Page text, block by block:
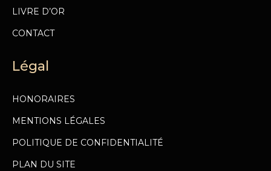
LIVRE D’OR
CONTACT
Légal
HONORAIRES
MENTIONS LÉGALES
POLITIQUE DE CONFIDENTIALITÉ
PLAN DU SITE